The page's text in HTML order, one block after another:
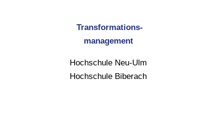
Transformations-
management
Hochschule Neu-Ulm
Hochschule Biberach